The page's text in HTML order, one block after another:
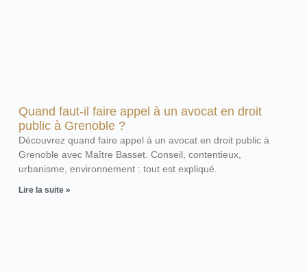
Quand faut-il faire appel à un avocat en droit
public à Grenoble ?
Découvrez quand faire appel à un avocat en droit public à
Grenoble avec Maître Basset. Conseil, contentieux,
urbanisme, environnement : tout est expliqué.
Lire la suite »